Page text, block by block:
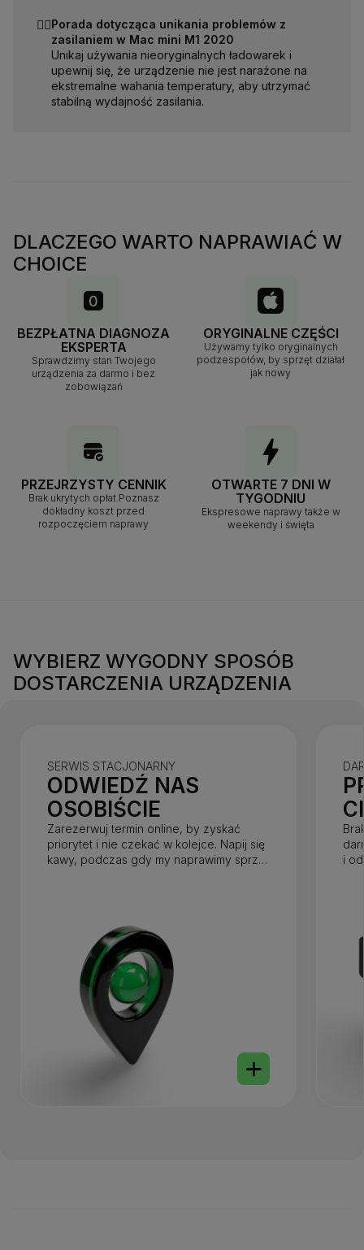
☝🏻Porada dotycząca unikania problemów z
zasilaniem w Mac mini M1 2020
Unikaj używania nieoryginalnych ładowarek i
upewnij się, że urządzenie nie jest narażone na
ekstremalne wahania temperatury, aby utrzymać
stabilną wydajność zasilania.
DLACZEGO WARTO NAPRAWIAĆ W
CHOICE
BEZPŁATNA DIAGNOZA
EKSPERTA
Sprawdzimy stan Twojego
urządzenia za darmo i bez
zobowiązań
ORYGINALNE CZĘŚCI
Używamy tylko oryginalnych
podzespołów, by sprzęt działał
jak nowy
PRZEJRZYSTY CENNIK
Brak ukrytych opłat.Poznasz
dokładny koszt przed
rozpoczęciem naprawy
OTWARTE 7 DNI W
TYGODNIU
Ekspresowe naprawy także w
weekendy i święta
WYBIERZ WYGODNY SPOSÓB
DOSTARCZENIA URZĄDZENIA
SERWIS STACJONARNY
ODWIEDŹ NAS
OSOBIŚCIE
Zarezerwuj termin online, by zyskać
priorytet i nie czekać w kolejce. Napij się
kawy, podczas gdy my naprawimy sprzęt
i